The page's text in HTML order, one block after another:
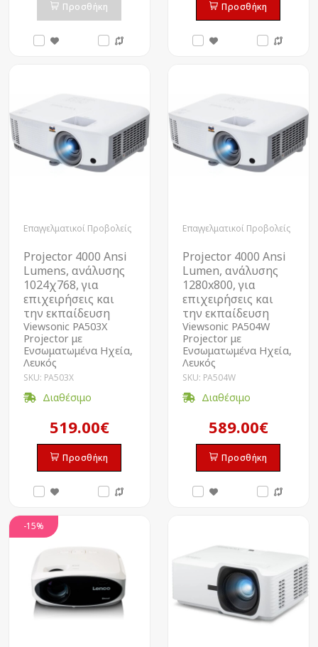
Προσθήκη Προσθήκη
Επαγγελματικοί Προβολείς
Projector 4000 Ansi
Lumens, ανάλυσης
1024χ768, για
επιχειρήσεις και
την εκπαίδευση
Viewsonic PA503X
Projector με
Ενσωματωμένα Ηχεία,
Λευκός
SKU: PA503X
Διαθέσιμο
519.00€
Προσθήκη
Επαγγελματικοί Προβολείς
Projector 4000 Ansi
Lumen, ανάλυσης
1280x800, για
επιχειρήσεις και
την εκπαίδευση
Viewsonic PA504W
Projector με
Ενσωματωμένα Ηχεία,
Λευκός
SKU: PA504W
Διαθέσιμο
589.00€
Προσθήκη
-15%